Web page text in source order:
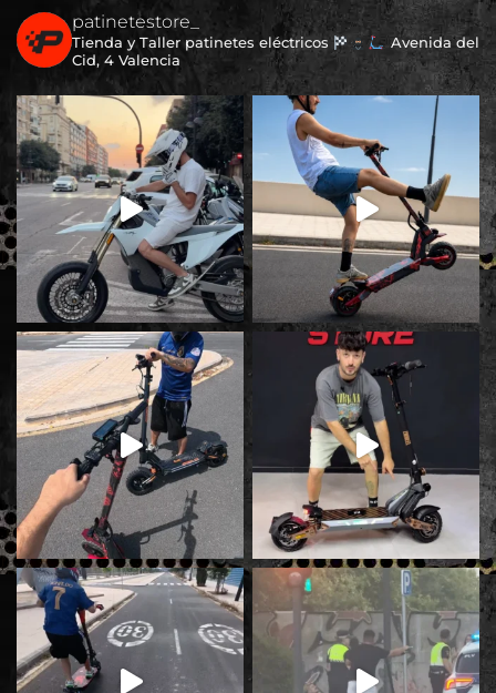
patinetestore_
Tienda y Taller patinetes eléctricos
Avenida del
Cid, 4 Valencia